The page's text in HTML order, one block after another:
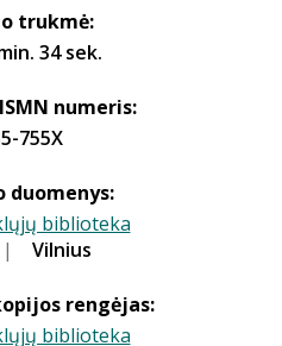
trukmė:
34 sek.
numeris:
755X
duomenys:
biblioteka
| Vilnius
rengėjas:
biblioteka